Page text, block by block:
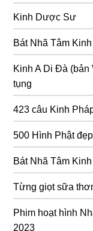
Kinh Dược Sư
Bát Nhã Tâm
Kinh A Di Đà (bản
tụng
423 câu Kinh
500 Hình Phật
Bát Nhã Tâm
Từng giọt sữa
Phim hoạt hình
2023